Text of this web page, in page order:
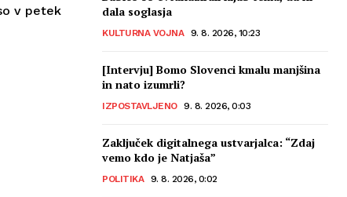
v petek
dala soglasja
KULTURNA VOJNA 9. 8. 2026, 10:23
[Intervju] Bomo Slovenci kmalu manjšina
in nato izumrli?
IZPOSTAVLJENO 9. 8. 2026, 0:03
Zaključek digitalnega ustvarjalca: “Zdaj
vemo kdo je Natjaša”
POLITIKA 9. 8. 2026, 0:02